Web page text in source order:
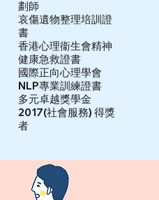
劃師
哀傷遺物整理培訓證
書
香港心理衞生會精神
健康急救證書
國際正向心理學會
NLP專業訓練證書
多元卓越獎學金
2017(社會服務) 得獎
者